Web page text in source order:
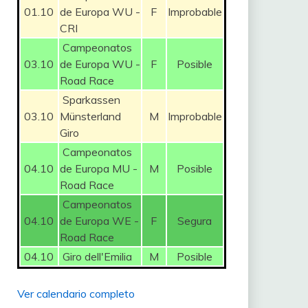
01.10 de Europa WU -
CRI
F Improbable
03.10
Campeonatos
de Europa WU -
Road Race
F Posible
03.10
Sparkassen
Münsterland
Giro
M Improbable
04.10
Campeonatos
de Europa MU -
Road Race
M Posible
04.10
Campeonatos
de Europa WE -
Road Race
F Segura
04.10 Giro dell'Emilia M Posible
Ver calendario completo